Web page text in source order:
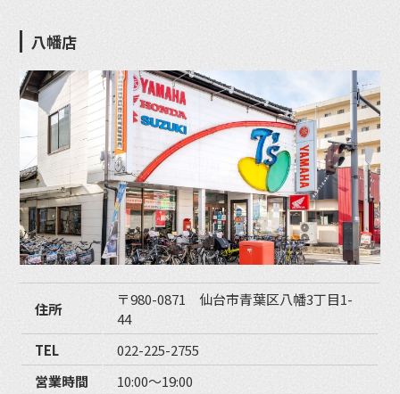
八幡店
住所
〒980-0871 仙台市青葉区八幡3丁目1-
44
TEL
022-225-2755
営業時間
10:00〜19:00